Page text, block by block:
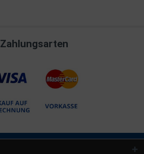
Zahlungsarten